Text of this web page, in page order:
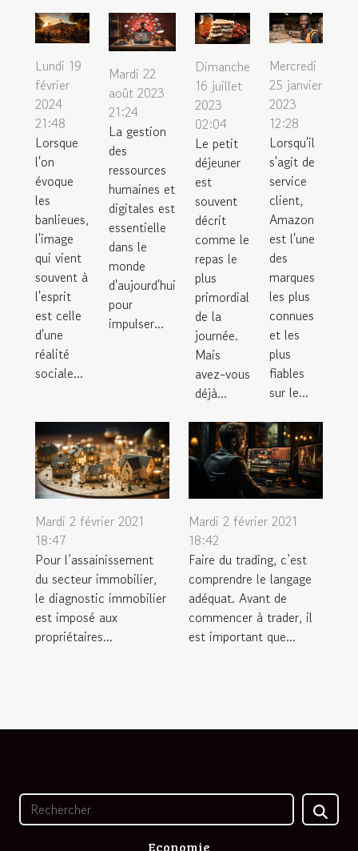
Lundi 19
février
2024
21:48
Lorsque
l'on
évoque
les
banlieues,
l'image
qui vient
souvent à
l'esprit
est celle
d'une
réalité
sociale...
Mardi 22
août 2023
21:24
La gestion
des
ressources
humaines et
digitales est
essentielle
dans le
monde
d'aujourd'hui
pour
impulser...
Dimanche
16 juillet
2023
02:04
Le petit
déjeuner
est
souvent
décrit
comme le
repas le
plus
primordial
de la
journée.
Mais
avez-vous
déjà...
Mercredi
25 janvier
2023
12:28
Lorsqu'il
s'agit de
service
client,
Amazon
est l'une
des
marques
les plus
connues
et les
plus
fiables
sur le...
Mardi 2 février 2021
18:47
Pour l’assainissement
du secteur immobilier,
le diagnostic immobilier
est imposé aux
propriétaires...
Mardi 2 février 2021
18:42
Faire du trading, c’est
comprendre le langage
adéquat. Avant de
commencer à trader, il
est important que...
Economie